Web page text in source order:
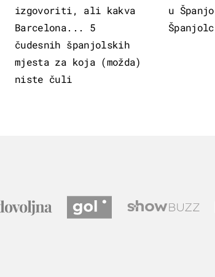
izgovoriti, ali kakva
Barcelona... 5
čudesnih španjolskih
mjesta za koja (možda)
niste čuli
u